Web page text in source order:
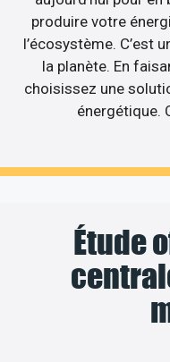
produire votre
l’écosystème. C’est
la planète. En
choisissez une
énergétique.
Étude